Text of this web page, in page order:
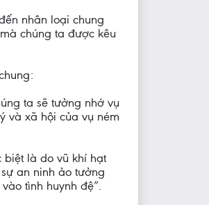
nhân loại chung
chúng ta được kêu
ta sẽ tưởng nhớ vụ
và xã hội của vụ ném
biệt là do vũ khí hạt
an ninh ảo tưởng
tình huynh đệ”.